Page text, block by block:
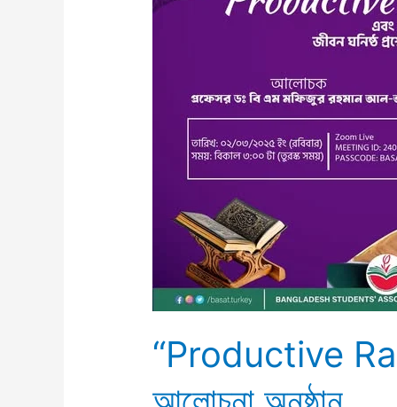
“Productive